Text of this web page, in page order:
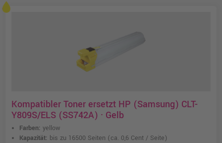
Kompatibler Toner ersetzt HP (Samsung) CLT-
Y809S/ELS (SS742A) · Gelb
Farben: yellow
Kapazität: bis zu 16500 Seiten (ca. 0,6 Cent / Seite)